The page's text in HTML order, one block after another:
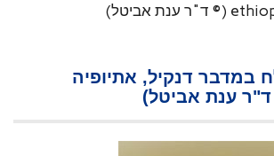
במדבר דנקיל, אתיופיה